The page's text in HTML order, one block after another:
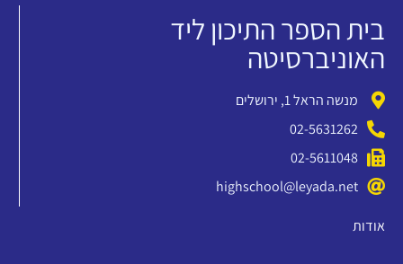
בית הספר התיכון ליד
האוניברסיטה
מנשה הראל 1, ירושלים
02-5631262
02-5611048
highschool@leyada.net
אודות